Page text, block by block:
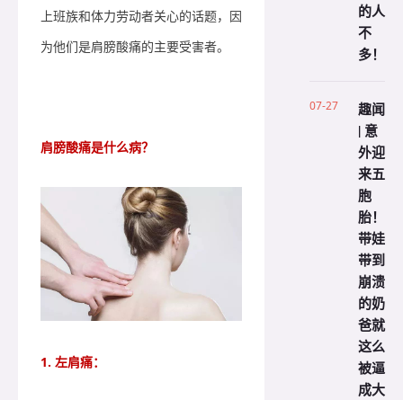
上班族和体力劳动者关心的话题，因
为他们是肩膀酸痛的主要受害者。
肩膀酸痛是什么病？
1. 左肩痛：
的人
不
多！
07-27
趣闻
| 意
外迎
来五
胞
胎！
带娃
带到
崩溃
的奶
爸就
这么
被逼
成大